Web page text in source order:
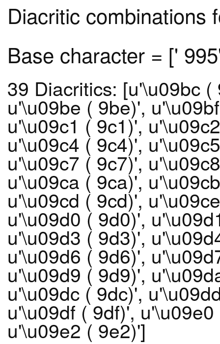
Diacritic combinations
Base character = ['
39 Diacritics: [u'\u09bc
u'\u09be ( 9be)',
u'\u09c1 ( 9c1)',
u'\u09c4 ( 9c4)',
u'\u09c7 ( 9c7)',
u'\u09ca ( 9ca)',
u'\u09cd ( 9cd)',
u'\u09d0 ( 9d0)',
u'\u09d3 ( 9d3)',
u'\u09d6 ( 9d6)',
u'\u09d9 ( 9d9)',
u'\u09dc ( 9dc)',
u'\u09df ( 9df)',
u'\u09e2 ( 9e2)']